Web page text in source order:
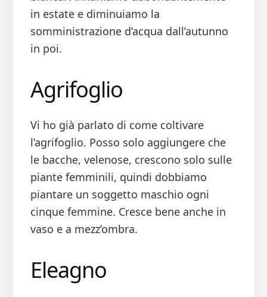
in estate e diminuiamo la
somministrazione d’acqua dall’autunno
in poi.
Agrifoglio
Vi ho già parlato di come coltivare
l’agrifoglio. Posso solo aggiungere che
le bacche, velenose, crescono solo sulle
piante femminili, quindi dobbiamo
piantare un soggetto maschio ogni
cinque femmine. Cresce bene anche in
vaso e a mezz’ombra.
Eleagno